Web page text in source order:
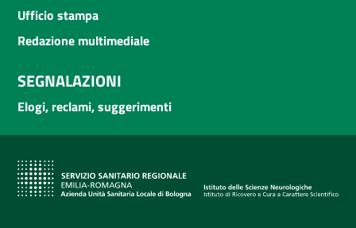
Ufficio stampa
Redazione multimediale
SEGNALAZIONI
Elogi, reclami, suggerimenti